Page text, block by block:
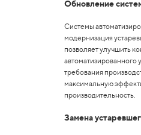
Обновление
Системы
модернизация
позволяет улучшить
требования
максимальную
производительность.
Замена